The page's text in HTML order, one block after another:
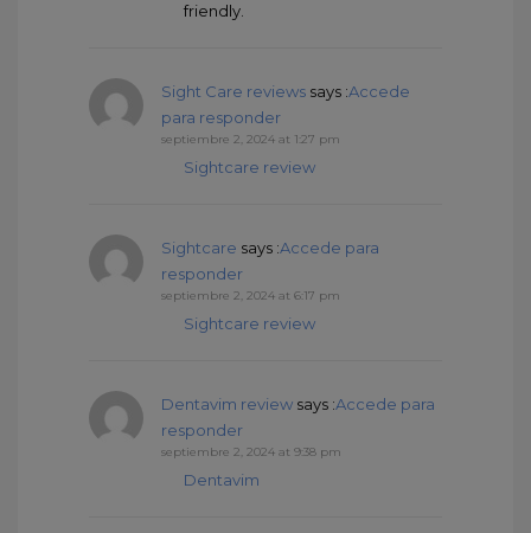
friendly.
Sight Care reviews says :Accede
para responder
septiembre 2, 2024 at 1:27 pm
Sightcare review
Sightcare says :Accede para
responder
septiembre 2, 2024 at 6:17 pm
Sightcare review
Dentavim review says :Accede para
responder
septiembre 2, 2024 at 9:38 pm
Dentavim